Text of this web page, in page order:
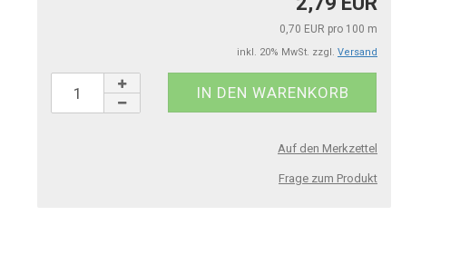
0,70 EUR pro 100 m
inkl. 20% MwSt. zzgl. Versand
Auf den Merkzettel
Frage zum Produkt